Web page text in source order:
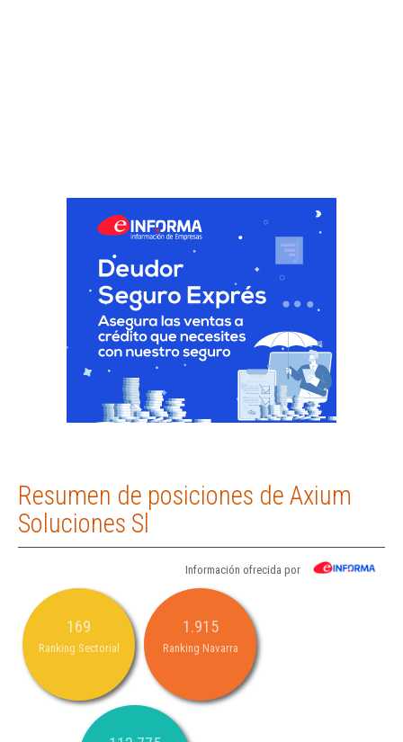
Resumen de posiciones de Axium
Soluciones Sl
Información ofrecida por
169
Ranking Sectorial
1.915
Ranking Navarra